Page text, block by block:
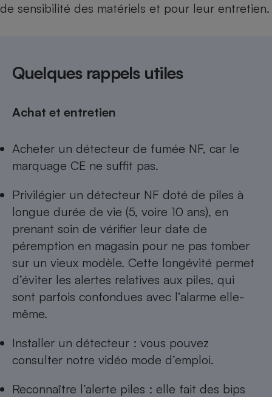
de sensibilité des matériels et pour leur entretien.
Quelques rappels utiles
Achat et entretien
Acheter un détecteur de fumée NF, car le
marquage CE ne suffit pas.
Privilégier un détecteur NF doté de piles à
longue durée de vie (5, voire 10 ans), en
prenant soin de vérifier leur date de
péremption en magasin pour ne pas tomber
sur un vieux modèle. Cette longévité permet
d’éviter les alertes relatives aux piles, qui
sont parfois confondues avec l’alarme elle-
même.
Installer un détecteur : vous pouvez
consulter notre vidéo mode d’emploi.
Reconnaître l’alerte piles : elle fait des bips